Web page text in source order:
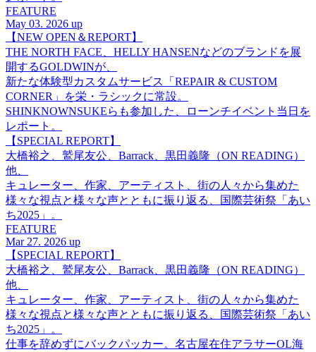
FEATURE
May 03. 2026 up
【NEW OPEN＆REPORT】
THE NORTH FACE、HELLY HANSENなどのブランドを展
開するGOLDWINが、
新たな体験型カスタムサービス「REPAIR & CUSTOM
CORNER」を栄・ラシックに常設。
SHINKNOWNSUKEらも参加した、ローンチイベント当日を
レポート。
【SPECIAL REPORT】
大橋裕之、鷲尾友公、Barrack、黒田義隆（ON READING）
他、
キュレーター、作家、アーティスト、街の人々から集めた
様々な視点と様々な声とともに振り返る、国際芸術祭「あい
ち2025」。
FEATURE
Mar 27. 2026 up
【SPECIAL REPORT】
大橋裕之、鷲尾友公、Barrack、黒田義隆（ON READING）
他、
キュレーター、作家、アーティスト、街の人々から集めた
様々な視点と様々な声とともに振り返る、国際芸術祭「あい
ち2025」。
仕事を辞めずにバックパッカー。名古屋在住アラサーOL海